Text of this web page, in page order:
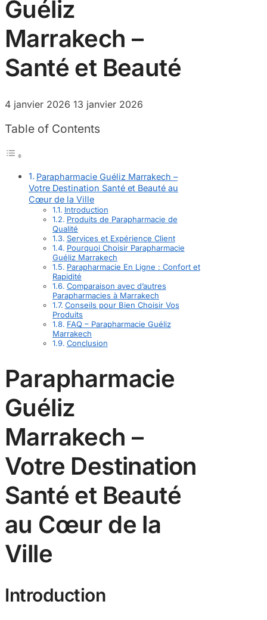
Guéliz
Marrakech –
Santé et Beauté
4 janvier 2026 13 janvier 2026
Table of Contents
Parapharmacie Guéliz Marrakech –
Votre Destination Santé et Beauté au
Cœur de la Ville
Introduction
Produits de Parapharmacie de
Qualité
Services et Expérience Client
Pourquoi Choisir Parapharmacie
Guéliz Marrakech
Parapharmacie En Ligne : Confort et
Rapidité
Comparaison avec d’autres
Parapharmacies à Marrakech
Conseils pour Bien Choisir Vos
Produits
FAQ – Parapharmacie Guéliz
Marrakech
Conclusion
Parapharmacie
Guéliz
Marrakech –
Votre Destination
Santé et Beauté
au Cœur de la
Ville
Introduction